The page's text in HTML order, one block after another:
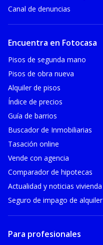
Canal de denuncias
Encuentra en Fotocasa
Pisos de segunda mano
Pisos de obra nueva
Alquiler de pisos
Índice de precios
Guía de barrios
Buscador de Inmobiliarias
Tasación online
Vende con agencia
Comparador de hipotecas
Actualidad y noticias vivienda
Seguro de impago de alquiler
Para profesionales